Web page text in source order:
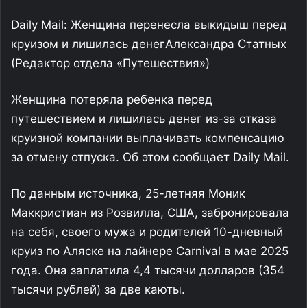
Daily Mail: Женщина перенесла выкидыш перед
круизом и лишилась денегАлександра Статных
(Редактор отдела «Путешествия»)
Женщина потеряла ребенка перед
путешествием и лишилась денег из-за отказа
круизной компании выплачивать компенсацию
за отмену отпуска. Об этом сообщает Daily Mail.
По данным источника, 25-летняя Моник
Маккристиан из Розвилла, США, забронировала
на себя, своего мужа и родителей 10-дневный
круиз по Аляске на лайнере Carnival в мае 2025
года. Она заплатила 4,4 тысячи долларов (354
тысячи рублей) за две каюты.